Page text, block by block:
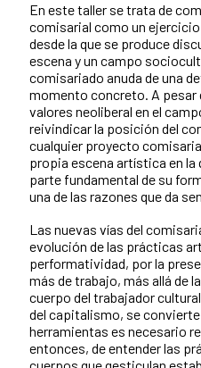
En este taller se trata de
comisarial como un
desde la que se produce
escena y un campo
comisariado anuda de una
momento concreto. A pesar
valores neoliberal en el
reivindicar la posición del
cualquier proyecto
propia escena artística en la
parte fundamental de su
una de las razones que da
Las nuevas vías del
evolución de las prácticas
performatividad, por la
más de trabajo, más allá de
cuerpo del trabajador
del capitalismo, se
herramientas es necesario
entonces, de entender las